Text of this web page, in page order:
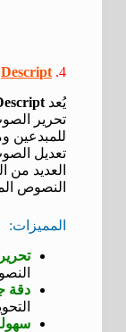
4.
Descript
يُعد
تحرير
للمبدعين
تعديل
العديد من
النصوص
المميزات:
دقة